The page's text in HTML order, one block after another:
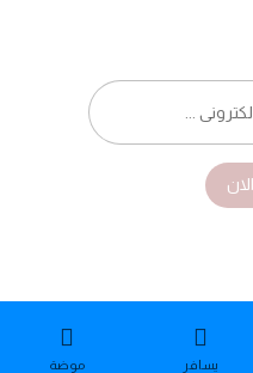
یسافر موضة